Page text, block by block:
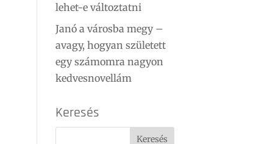
lehet-e változtatni
Janó a városba megy –
avagy, hogyan született
egy számomra nagyon
kedvesnovellám
Keresés